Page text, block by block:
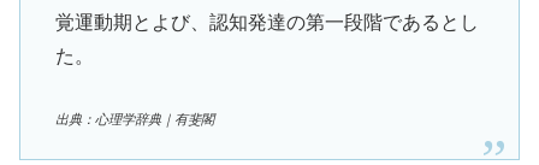
覚運動期とよび、認知発達の第一段階であるとし
た。
出典：心理学辞典｜有斐閣